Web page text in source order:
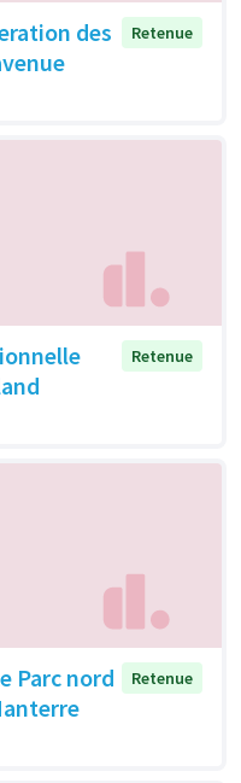
des
Retenue
Retenue
Parc nord
Retenue